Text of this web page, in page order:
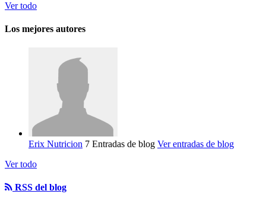
Ver todo
Los mejores autores
Erix Nutricion 7 Entradas de blog Ver entradas de blog
Ver todo
RSS del blog